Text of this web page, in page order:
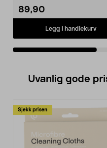
89,90
Legg i handlekurv
Uvanlig gode
Sjekk prisen